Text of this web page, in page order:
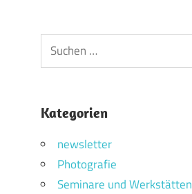
Suchen
nach:
Kategorien
newsletter
Photografie
Seminare und Werkstätten